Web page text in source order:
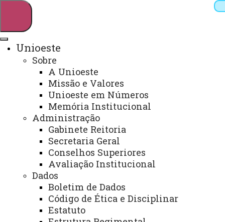
Webmail Sistemas
Telefones
Arquivo Virtual
Campus
Unioeste
Sobre
A Unioeste
Missão e Valores
Unioeste em Números
Memória Institucional
Administração
Gabinete Reitoria
Secretaria Geral
Conselhos Superiores
Avaliação Institucional
Dados
Boletim de Dados
Código de Ética e Disciplinar
Estatuto
Colegiado do Curso de Química -
Bacharelado - CCQB